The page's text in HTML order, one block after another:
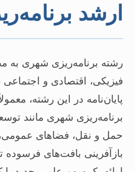
ارشد
رشته برنامه‌ریزی شهری به
فیزیکی، اقتصادی و
پایان‌نامه در این رشته،
برنامه‌ریزی شهری مانند
حمل و نقل، فضاهای
بازآفرینی بافت‌های